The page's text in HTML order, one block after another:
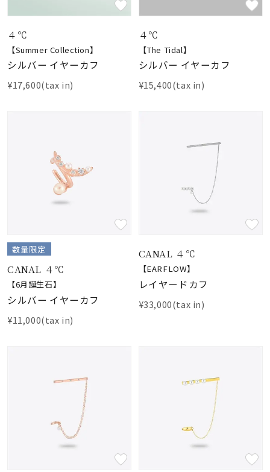
４℃
【Summer Collection】
シルバー イヤーカフ
¥17,600(tax in)
４℃
【The Tidal】
シルバー イヤーカフ
¥15,400(tax in)
数量限定
CANAL ４℃
【6月誕生石】
シルバー イヤーカフ
¥11,000(tax in)
CANAL ４℃
【EARFLOW】
レイヤードカフ
¥33,000(tax in)